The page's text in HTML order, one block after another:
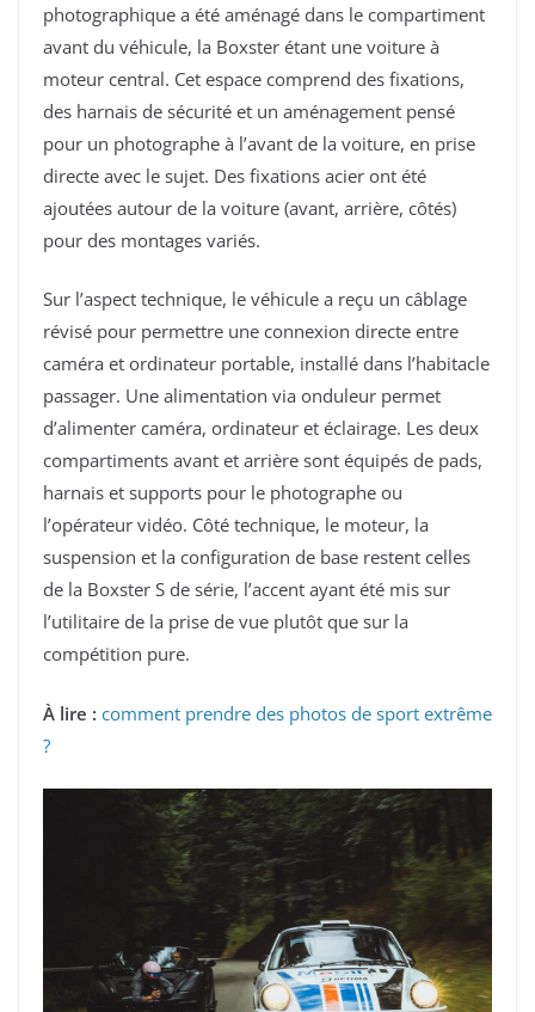
photographique a été aménagé dans le compartiment
avant du véhicule, la Boxster étant une voiture à
moteur central. Cet espace comprend des fixations,
des harnais de sécurité et un aménagement pensé
pour un photographe à l’avant de la voiture, en prise
directe avec le sujet. Des fixations acier ont été
ajoutées autour de la voiture (avant, arrière, côtés)
pour des montages variés.
Sur l’aspect technique, le véhicule a reçu un câblage
révisé pour permettre une connexion directe entre
caméra et ordinateur portable, installé dans l’habitacle
passager. Une alimentation via onduleur permet
d’alimenter caméra, ordinateur et éclairage. Les deux
compartiments avant et arrière sont équipés de pads,
harnais et supports pour le photographe ou
l’opérateur vidéo. Côté technique, le moteur, la
suspension et la configuration de base restent celles
de la Boxster S de série, l’accent ayant été mis sur
l’utilitaire de la prise de vue plutôt que sur la
compétition pure.
À lire : comment prendre des photos de sport extrême
?